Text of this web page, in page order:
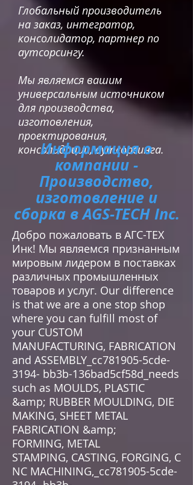
Глобальный производитель
на заказ, интегратор,
консолидатор, партнер по
аутсорсингу.
Мы являемся вашим
универсальным источником
для производства,
изготовления,
проектирования,
консолидации, аутсорсинга.
Информация о
компании -
Производство,
изготовление и
сборка в AGS-TECH Inc.
Добро пожаловать в АГС-ТЕХ
Инк! Мы являемся признанным
мировым лидером в поставках
различных промышленных
товаров и услуг. Our difference
is that we are a one stop shop
where you can fulfill most of
your CUSTOM
MANUFACTURING, FABRICATION
and ASSEMBLY_cc781905-5cde-
3194- bb3b-136bad5cf58d_needs
such as MOULDS, PLASTIC
&amp; RUBBER MOULDING, DIE
MAKING, SHEET METAL
FABRICATION &amp;
FORMING, METAL
STAMPING, CASTING, FORGING, C
NC MACHINING,_cc781905-5cde-